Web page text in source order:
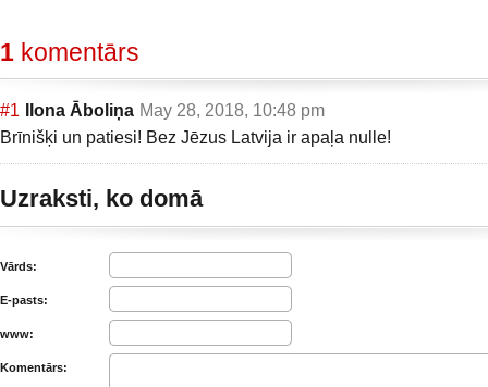
1 komentārs
#1 Ilona Āboliņa May 28, 2018, 10:48 pm
Brīnišķi un patiesi! Bez Jēzus Latvija ir apaļa nulle!
Uzraksti, ko domā
Vārds:
E-pasts:
www:
Komentārs: